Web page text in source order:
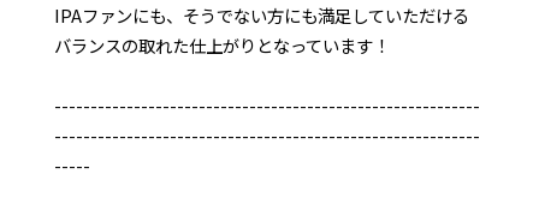
IPAファンにも、そうでない方にも満足していただける
バランスの取れた仕上がりとなっています！
-----------------------------------------------------------
-----------------------------------------------------------
-----